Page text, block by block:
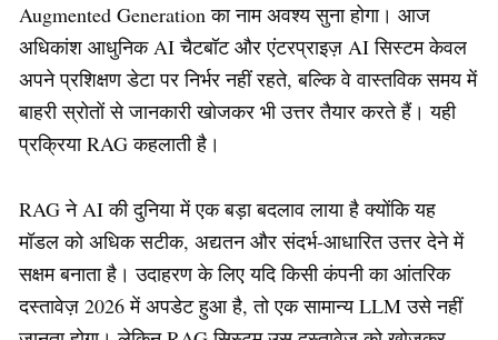
Augmented Generation का नाम अवश्य सुना होगा। आज
अधिकांश आधुनिक AI चैटबॉट और एंटरप्राइज़ AI सिस्टम केवल
अपने प्रशिक्षण डेटा पर निर्भर नहीं रहते, बल्कि वे वास्तविक समय में
बाहरी स्रोतों से जानकारी खोजकर भी उत्तर तैयार करते हैं। यही
प्रक्रिया RAG कहलाती है।
RAG ने AI की दुनिया में एक बड़ा बदलाव लाया है क्योंकि यह
मॉडल को अधिक सटीक, अद्यतन और संदर्भ-आधारित उत्तर देने में
सक्षम बनाता है। उदाहरण के लिए यदि किसी कंपनी का आंतरिक
दस्तावेज़ 2026 में अपडेट हुआ है, तो एक सामान्य LLM उसे नहीं